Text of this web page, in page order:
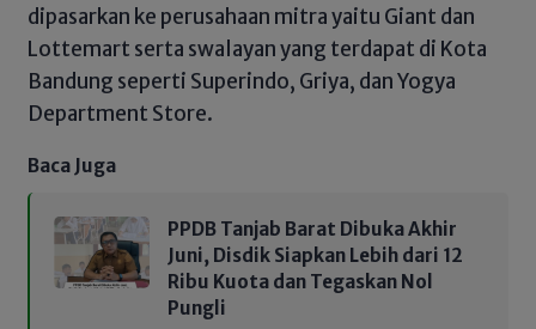
dipasarkan ke perusahaan mitra yaitu Giant dan
Lottemart serta swalayan yang terdapat di Kota
Bandung seperti Superindo, Griya, dan Yogya
Department Store.
Baca Juga
PPDB Tanjab Barat Dibuka Akhir
Juni, Disdik Siapkan Lebih dari 12
Ribu Kuota dan Tegaskan Nol
Pungli